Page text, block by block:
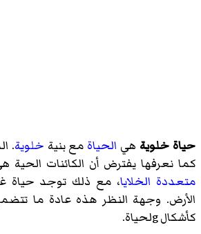
حياة خلوية هي الحياة مع بنية خلوية.
كما نعرفها يفترض أن الكائنات الحية
متعددة الخلايا، مع ذلك توجد حياة
الأرض. وجهة النظر هذه عادة ما
كأشكال gلحياة.